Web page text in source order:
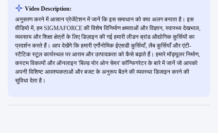
Video Description:
अनुसरण करने में आसान प्रेजेंटेशन में जानें कि इस समाधान को क्या अलग बनाता है। इस
वीडियो में, हम SIGMAFORCE की विशेष विनिर्माण क्षमताओं और विज्ञान, स्वास्थ्य देखभाल,
व्यवसाय और शिक्षा क्षेत्रों के लिए डिज़ाइन की गई हमारी लीडन ब्रांड औद्योगिक कुर्सियों का
प्रदर्शन करते हैं। आप देखेंगे कि हमारी एर्गोनोमिक ईएसडी कुर्सियाँ, लैब कुर्सियाँ और एंटी-
स्टैटिक स्टूल कार्यस्थल पर आराम और उत्पादकता को कैसे बढ़ाते हैं। हमारे मॉड्यूलर निर्माण,
कस्टम विकल्पों और ऑनलाइन 'बिल्ड योर ओन चेयर' कॉन्फिगरेटर के बारे में जानें जो आपको
अपनी विशिष्ट आवश्यकताओं और बजट के अनुरूप बैठने की व्यवस्था डिजाइन करने की
सुविधा देता है।